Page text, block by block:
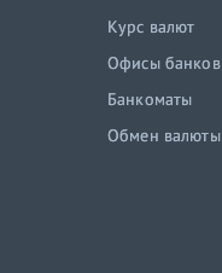
Курс валют
Офисы банков
Банкоматы
Обмен валюты